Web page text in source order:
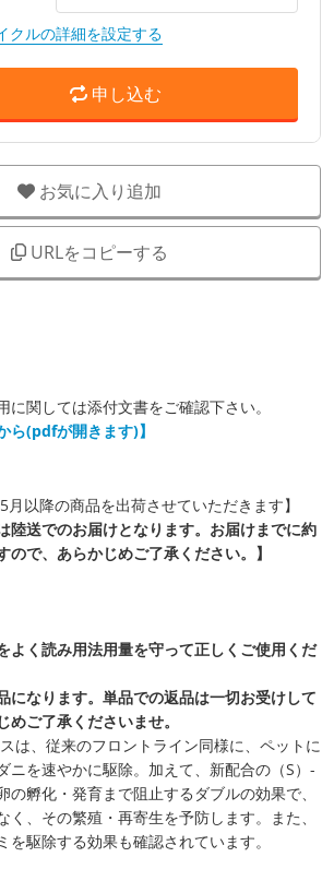
クルの詳細を設定する
申し込む
お気に入り追加
URLをコピーする
に関しては添付文書をご確認下さい。
ら(pdfが開きます)】
月以降の商品を出荷させていただきます】
陸送でのお届けとなります。お届けまでに約
ので、あらかじめご了承ください。】
よく読み用法用量を守って正しくご使用くだ
になります。単品での返品は一切お受けして
めご了承くださいませ。
は、従来のフロントライン同様に、ペットに
ニを速やかに駆除。加えて、新配合の（S）-
の孵化・発育まで阻止するダブルの効果で、
く、その繁殖・再寄生を予防します。また、
を駆除する効果も確認されています。